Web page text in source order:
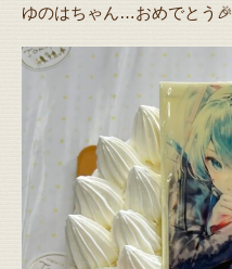
ゆのはちゃん…おめでとう🎉